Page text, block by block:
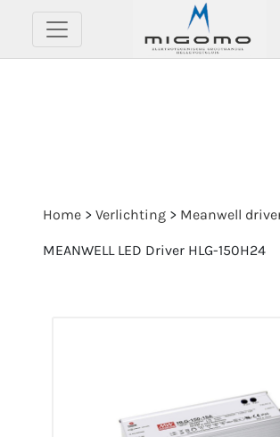
Home > Verlichting > Meanwell
MEANWELL LED Driver HLG-150H24